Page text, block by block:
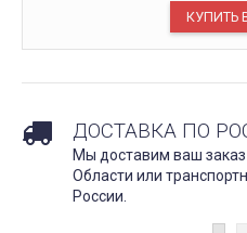
ДОСТАВКА ПО
Мы доставим ваш
Области или
России.